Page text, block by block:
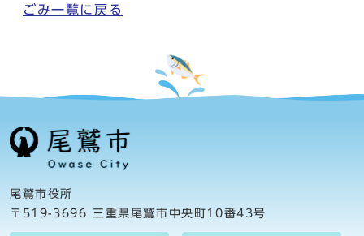
ごみ一覧に戻る
尾鷲市役所
〒519-3696 三重県尾鷲市中央町10番43号